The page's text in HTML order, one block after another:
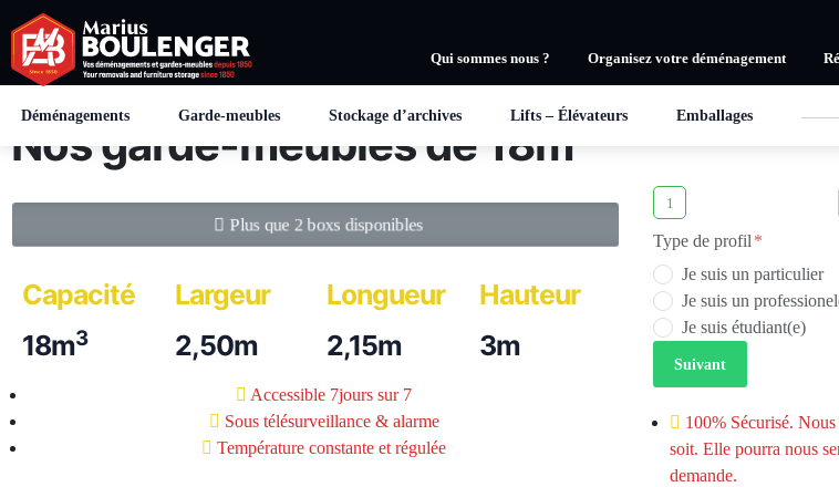
Qui sommes nous ? Organisez votre déménagement
Déménagements Garde-meubles Stockage d’archives Lifts – Élévateurs Emballages
Centre(s) de stockage deMaisières
Saint-Ghislain
Retour à la liste des garde-
meubles
Nos garde-meubles de 18m3
Plus que 2 boxs disponibles
Capacité
18m3
Largeur
2,50m
Longueur
2,15m
Hauteur
3m
Accessible 7jours sur 7
Sous télésurveillance & alarme
Température constante et régulée
Réservation en
Remplissez le formulaire
1
Type de profil
Je suis un particulier
Je suis un
Je suis étudiant(e)
Suivant
100% Sécurisé.
soit. Elle pourra nous
demande.